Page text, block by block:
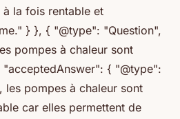
la fois rentable et
} }, { "@type": "Question",
pompes à chaleur sont
"acceptedAnswer": { "@type":
les pompes à chaleur sont
car elles permettent de